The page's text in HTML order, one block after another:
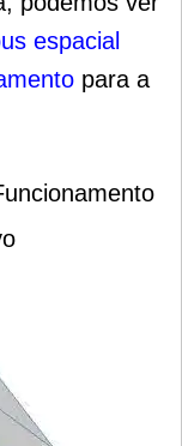
espacial
para a